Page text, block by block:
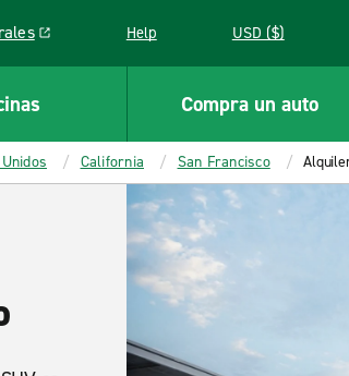
Help USD ($)
Compra un auto
California San Francisco